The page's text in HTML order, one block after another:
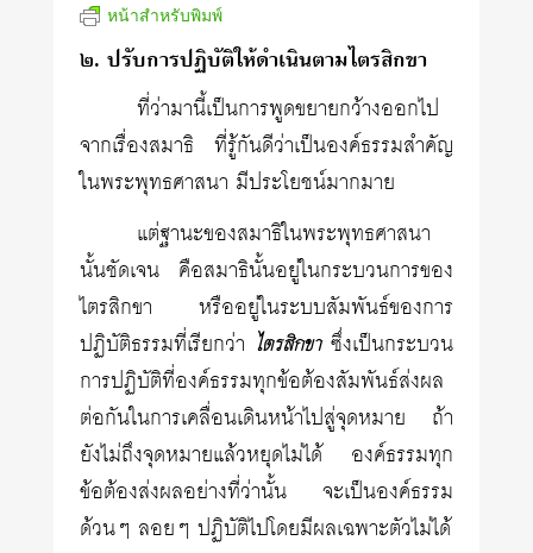
หน้าสำหรับพิมพ์
๒. ปรับการปฏิบัติให้ดำเนินตามไตรสิกขา
ที่ว่ามานี้เป็นการพูดขยายกว้างออกไป
จากเรื่องสมาธิ ที่รู้กันดีว่าเป็นองค์ธรรมสำคัญ
ในพระพุทธศาสนา มีประโยชน์มากมาย
แต่ฐานะของสมาธิในพระพุทธศาสนา
นั้นชัดเจน คือสมาธินั้นอยู่ในกระบวนการของ
ไตรสิกขา หรืออยู่ในระบบสัมพันธ์ของการ
ปฏิบัติธรรมที่เรียกว่า ไตรสิกขาซึ่งเป็นกระบวน
การปฏิบัติที่องค์ธรรมทุกข้อต้องสัมพันธ์ส่งผล
ต่อกันในการเคลื่อนเดินหน้าไปสู่จุดหมาย ถ้า
ยังไม่ถึงจุดหมายแล้วหยุดไม่ได้ องค์ธรรมทุก
ข้อต้องส่งผลอย่างที่ว่านั้น จะเป็นองค์ธรรม
ด้วนๆ ลอยๆ ปฏิบัติไปโดยมีผลเฉพาะตัวไม่ได้